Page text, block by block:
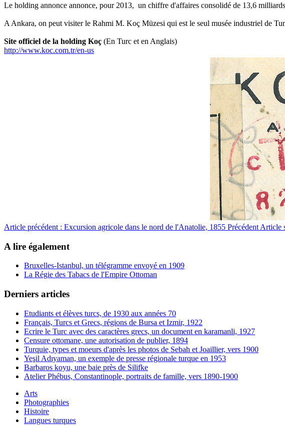
Le holding annonce annonce, pour 2013, un chiffre d'affaires consolidé de 13,6
A Ankara, on peut visiter le Rahmi M. Koç Müzesi qui est le seul musée industriel de
Site officiel de la holding Koç (En Turc et en Anglais)
http://www.koc.com.tr/en-us
Article précédent : Excursion agricole dans le nord de l'Anatolie, 1855 Précédent Article
A lire également
Bruxelles-Istanbul, un télégramme envoyé en 1909
La Régie des Tabacs de l'Empire Ottoman
Derniers articles
Etudiants et élèves turcs, de 1930 aux années 70
Français, Turcs et Grecs, régions de Bursa et Izmir, 1922
Ecrire le Turc avec des caractères grecs, un document en karamanli, 1927
Censure ottomane, une autorisation de publier, 1894
Turquie, types et moeurs d'après les photos de Sebah et Joaillier, vers 1900
Yeşil Adıyaman, un exemple de presse régionale turque en 1953
Barbaros koyu, une baie près de Silifke
Atelier Phébus, Constantinople, portraits de famille, vers 1890-1900
Arts
Photographies
Histoire
Langues turques